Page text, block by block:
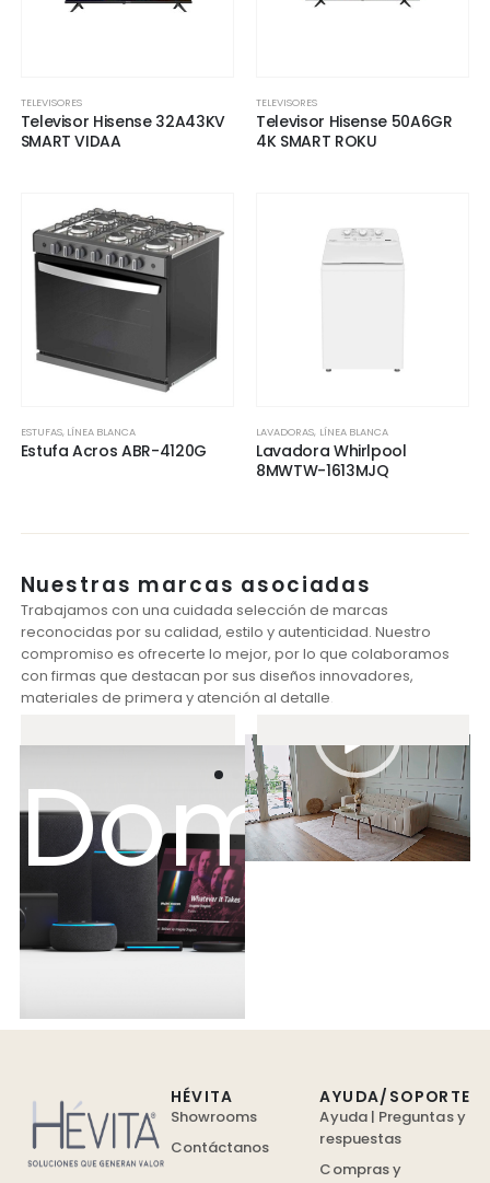
TELEVISORES
Televisor Hisense 32A43KV
SMART VIDAA
TELEVISORES
Televisor Hisense 50A6GR
4K SMART ROKU
ESTUFAS, LÍNEA BLANCA
Estufa Acros ABR-4120G
LAVADORAS, LÍNEA BLANCA
Lavadora Whirlpool
8MWTW-1613MJQ
Nuestras marcas asociadas
Trabajamos con una cuidada selección de marcas
reconocidas por su calidad, estilo y autenticidad. Nuestro
compromiso es ofrecerte lo mejor, por lo que colaboramos
con firmas que destacan por sus diseños innovadores,
materiales de primera y atención al detalle.
Reproductor
de
vídeo
HÉVITA
Showrooms
Contáctanos
AYUDA/SOPORTE
Ayuda | Preguntas y
respuestas
Compras y